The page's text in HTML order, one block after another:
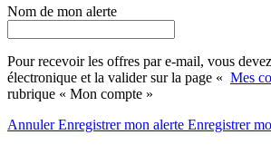
Nom de mon alerte
Pour recevoir les offres par e-mail, vous
électronique et la valider sur la page « Mes
rubrique « Mon compte »
AnnulerEnregistrer mon alerte Enregistrer